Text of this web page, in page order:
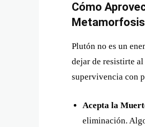
Cómo
Metamorfosis
Plutón no es un
dejar de resistirte
supervivencia con
Acepta la
eliminación.